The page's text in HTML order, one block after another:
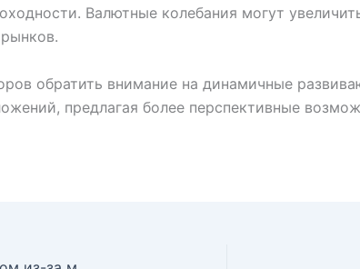
Валютные колебания могут
обратить внимание на динамичные
предлагая более перспективные